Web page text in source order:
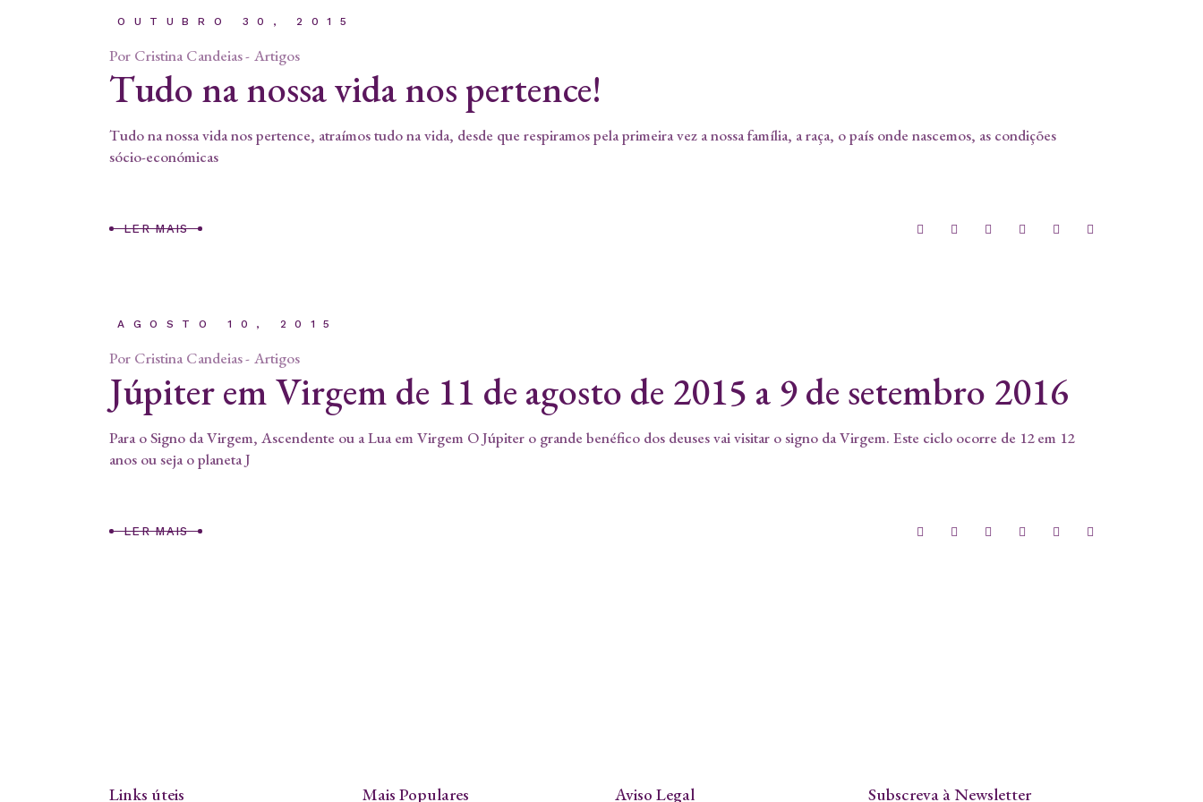
OUTUBRO 30, 2015
Por Cristina Candeias Artigos
Tudo na nossa vida nos pertence!
Tudo na nossa vida nos pertence, atraímos tudo na vida, desde que respiramos pela primeira vez a nossa família, a raça, o país onde nascemos, as condições
sócio-económicas
LER MAIS
AGOSTO 10, 2015
Por Cristina Candeias Artigos
Júpiter em Virgem de 11 de agosto de 2015 a 9 de setembro 2016
Para o Signo da Virgem, Ascendente ou a Lua em Virgem O Júpiter o grande benéfico dos deuses vai visitar o signo da Virgem. Este ciclo ocorre de 12 em 12
anos ou seja o planeta J
LER MAIS
Links úteis Mais Populares Aviso Legal Subscreva à Newsletter